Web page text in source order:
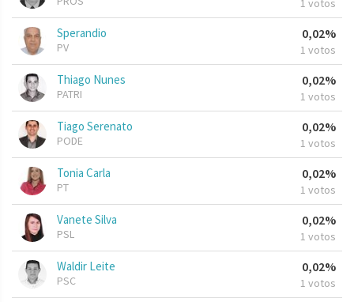
1 votos
Sperandio
PV
0,02%
1 votos
Thiago Nunes
PATRI
0,02%
1 votos
Tiago Serenato
PODE
0,02%
1 votos
Tonia Carla
PT
0,02%
1 votos
Vanete Silva
PSL
0,02%
1 votos
Waldir Leite
PSC
0,02%
1 votos